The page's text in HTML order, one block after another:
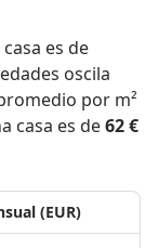
es de
oscila
por m²
casa es de62 €
(EUR)